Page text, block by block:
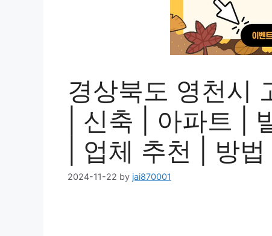
경상북도 영천시
| 신축 | 아파트 |
| 업체 추천 | 방
2024-11-22 by jai870001